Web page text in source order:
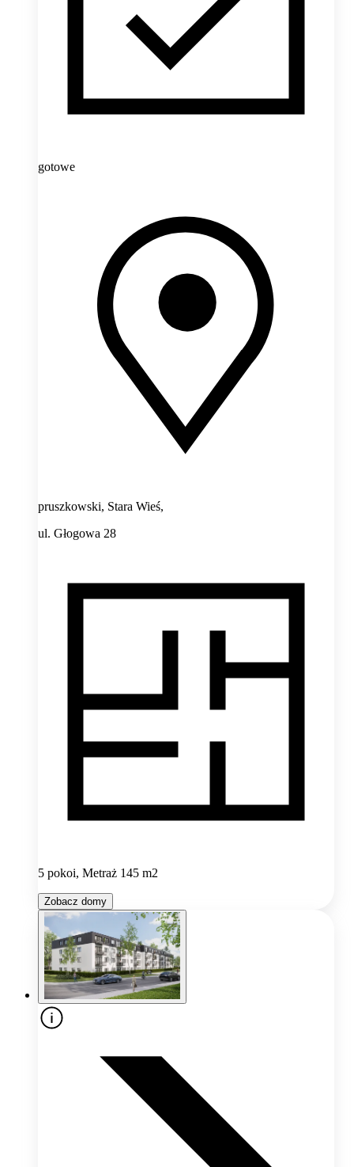
gotowe
pruszkowski, Stara Wieś,
ul. Głogowa 28
5 pokoi, Metraż 145 m2
Zobacz domy